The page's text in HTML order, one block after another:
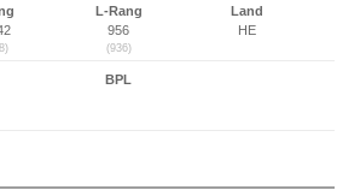
L-Rang
956
(936)
Land
HE
BPL